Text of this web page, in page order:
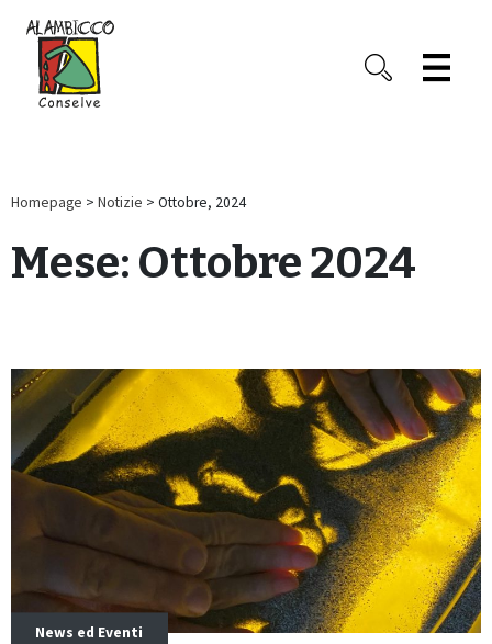
Homepage > Notizie > Ottobre, 2024
Mese: Ottobre 2024
News ed Eventi